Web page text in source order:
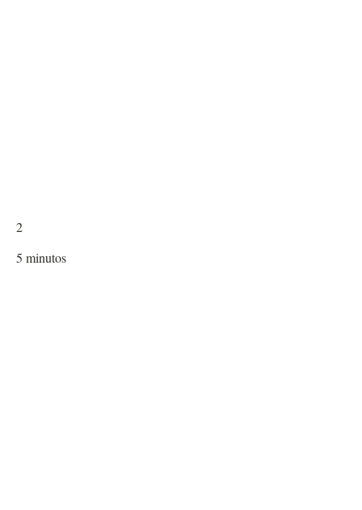
2
5 minutos